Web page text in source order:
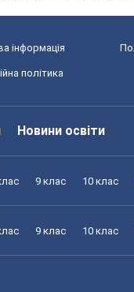
інформація
політика
Новини освіти
9 клас 10 клас
9 клас 10 клас